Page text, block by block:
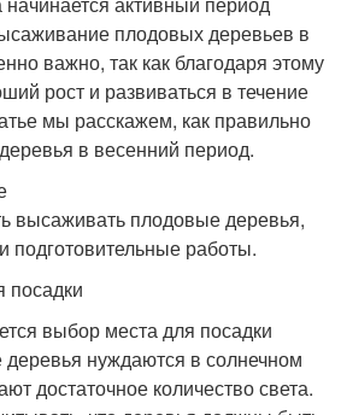
плодовых деревьев в
важно, так как благодаря этому
рост и развиваться в течение
мы расскажем, как правильно
в весенний период.
высаживать плодовые деревья,
подготовительные работы.
посадки
выбор места для посадки
нуждаются в солнечном
достаточное количество света.